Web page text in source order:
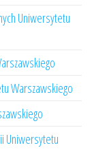
Uniwersytetu
Warszawskiego
Uniwersytetu